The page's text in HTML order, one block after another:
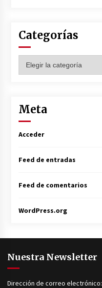
Categorías
Meta
Acceder
Feed de entradas
Feed de comentarios
WordPress.org
Nuestra Newsletter
Dirección de correo electrónico: